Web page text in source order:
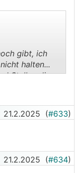
gibt, ich
halten...
Stellen die
und dem
21.2.2025 (#633)
21.2.2025 (#634)